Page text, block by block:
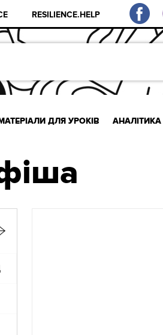
RESILIENCE.HELP
ДЛЯ УРОКІВ АНАЛІТИКА